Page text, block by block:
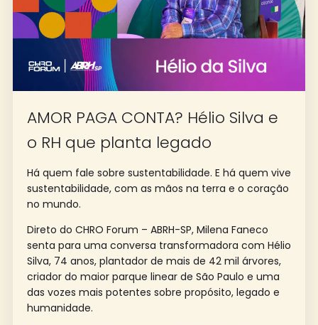
AMOR PAGA CONTA? Hélio Silva e
o RH que planta legado
Há quem fale sobre sustentabilidade. E há quem vive
sustentabilidade, com as mãos na terra e o coração
no mundo.
Direto do CHRO Forum – ABRH-SP, Milena Faneco
senta para uma conversa transformadora com Hélio
Silva, 74 anos, plantador de mais de 42 mil árvores,
criador do maior parque linear de São Paulo e uma
das vozes mais potentes sobre propósito, legado e
humanidade.